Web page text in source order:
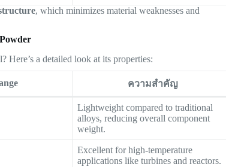
, which minimizes material weaknesses and
Here’s a detailed look at its properties:
ความสำคัญ
Lightweight compared to traditional
alloys, reducing overall component
weight.
Excellent for high-temperature
applications like turbines and reactors.